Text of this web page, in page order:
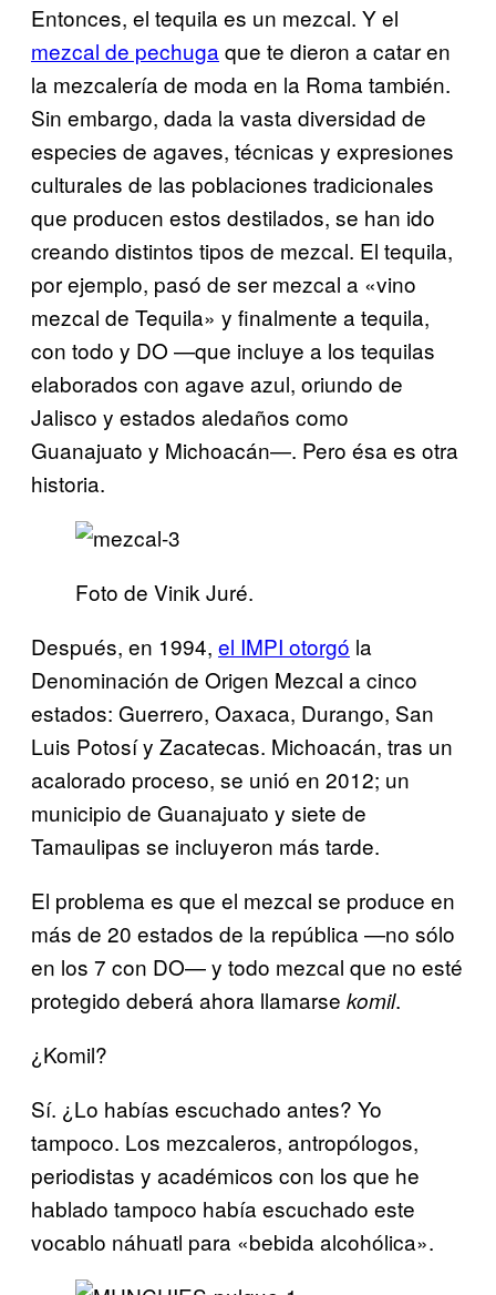
Entonces, el tequila es un mezcal. Y el
mezcal de pechuga que te dieron a catar en
la mezcalería de moda en la Roma también.
Sin embargo, dada la vasta diversidad de
especies de agaves, técnicas y expresiones
culturales de las poblaciones tradicionales
que producen estos destilados, se han ido
creando distintos tipos de mezcal. El tequila,
por ejemplo, pasó de ser mezcal a «vino
mezcal de Tequila» y finalmente a tequila,
con todo y DO —que incluye a los tequilas
elaborados con agave azul, oriundo de
Jalisco y estados aledaños como
Guanajuato y Michoacán—. Pero ésa es otra
historia.
Foto de Vinik Juré.
Después, en 1994, el IMPI otorgó la
Denominación de Origen Mezcal a cinco
estados: Guerrero, Oaxaca, Durango, San
Luis Potosí y Zacatecas. Michoacán, tras un
acalorado proceso, se unió en 2012; un
municipio de Guanajuato y siete de
Tamaulipas se incluyeron más tarde.
El problema es que el mezcal se produce en
más de 20 estados de la república —no sólo
en los 7 con DO— y todo mezcal que no esté
protegido deberá ahora llamarse komil.
¿Komil?
Sí. ¿Lo habías escuchado antes? Yo
tampoco. Los mezcaleros, antropólogos,
periodistas y académicos con los que he
hablado tampoco había escuchado este
vocablo náhuatl para «bebida alcohólica».